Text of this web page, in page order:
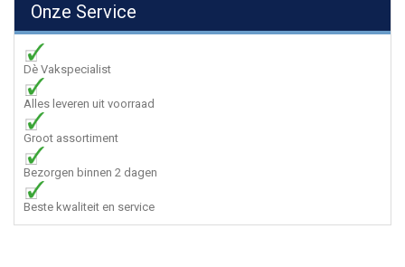
Onze Service
Dè Vakspecialist
Alles leveren uit voorraad
Groot assortiment
Bezorgen binnen 2 dagen
Beste kwaliteit en service